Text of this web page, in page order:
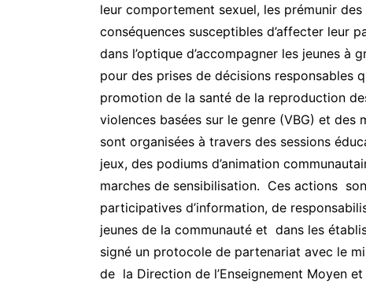
leur comportement sexuel, les prémunir
conséquences susceptibles d’affecter leur
dans l’optique d’accompagner les jeunes
pour des prises de décisions
promotion de la santé de la reproduction
violences basées sur le genre (VBG) et des
sont organisées à travers des sessions
jeux, des podiums d’animation
marches de sensibilisation. Ces actions
participatives d’information, de
jeunes de la communauté et dans les
signé un protocole de partenariat avec le
de la Direction de l’Enseignement Moyen